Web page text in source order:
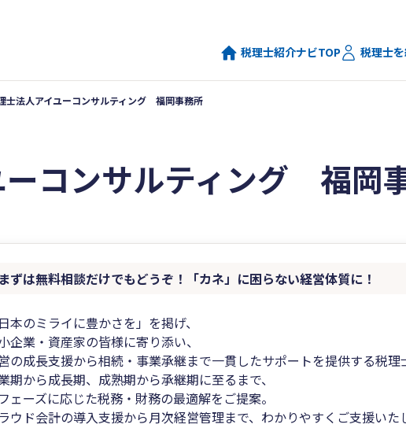
税理士紹介ナビTOP 税理士
士法人アイユーコンサルティング 福岡事務所
ーコンサルティング 福岡
まずは無料相談だけでもどうぞ！「カネ」に困らない経営体質に！
日本のミライに豊かさを」を掲げ、
企業・資産家の皆様に寄り添い、
の成長支援から相続・事業承継まで一貫したサポートを提供する税理
期から成長期、成熟期から承継期に至るまで、
ェーズに応じた税務・財務の最適解をご提案。
ウド会計の導入支援から月次経営管理まで、わかりやすくご支援いた